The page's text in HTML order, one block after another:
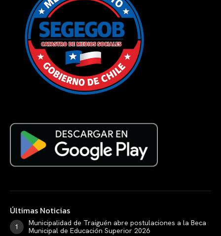
Últimas Noticias
Municipalidad de Traiguén abre postulaciones a la Beca
Municipal de Educación Superior 2026